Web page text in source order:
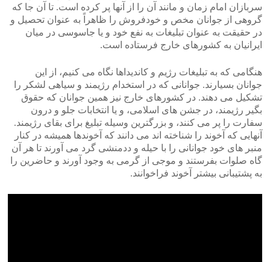
سربازان امام زمان و مانند آن را از آنها پر کرده است. تا آن جا که
گروهی از جوانان مخص و خودفروش را ظاهراً به عنوان تحصیل و
در حقیقت به عنوان تبلیغات به نفع خود و یا جاسوسی در میان
ایرانیان به کشورهای خارج فرستاده است.
هنگامی که به تبلیغات رژیم و کاندیداها نگاه می کنیم، از این
جوانان بسیارند. جوانانی که در استخدام رژیمند و سیاهی لشکر را
تشکیل می دهند. در کشورهای خارج نیز همین جوانان که حقوق
بگیر رژیمند، در جشن های اسلامی، و یا انتخابات جلو و درون
سفارت را پر می کنند، و بزرگترین وسیله تبلیغ برای بقای رژیمند.
آنهایی که آخوند را شناخته اند می دانند که آخوندها همیشه در کنار
منبر های خود جوانانی را با حیله و ددمنشی گرد می آورند تا هر آن
گاه صلوات بفرستند و موجی از گرمی به وجود آورند و حاضرین را
به پشتیبانی بیشتر آخوند فراخوانند.